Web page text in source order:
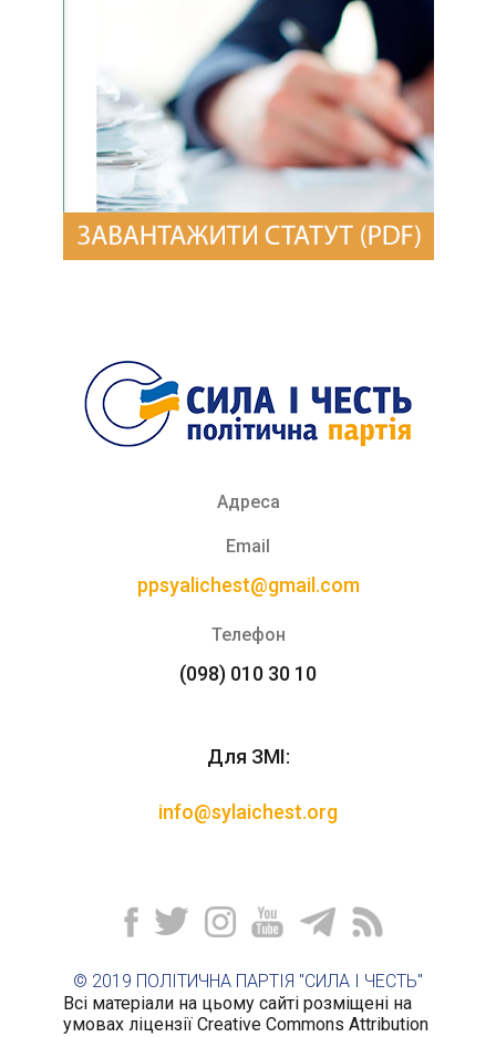
Адреса
Email
ppsyalichest@gmail.com
Телефон
(098) 010 30 10
Для ЗМІ:
info@sylaichest.org
© 2019 ПОЛІТИЧНА ПАРТІЯ "СИЛА І ЧЕСТЬ"
Всі матеріали на цьому сайті розміщені на
умовах ліцензії Creative Commons Attribution